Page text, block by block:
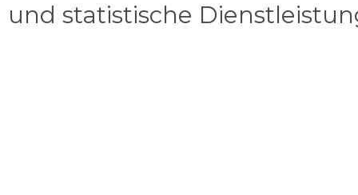
und statistische